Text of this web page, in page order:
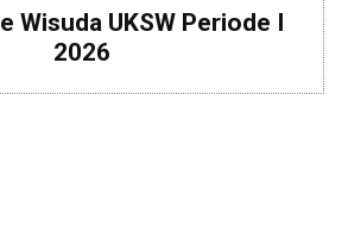
Wisuda UKSW Periode I
2026